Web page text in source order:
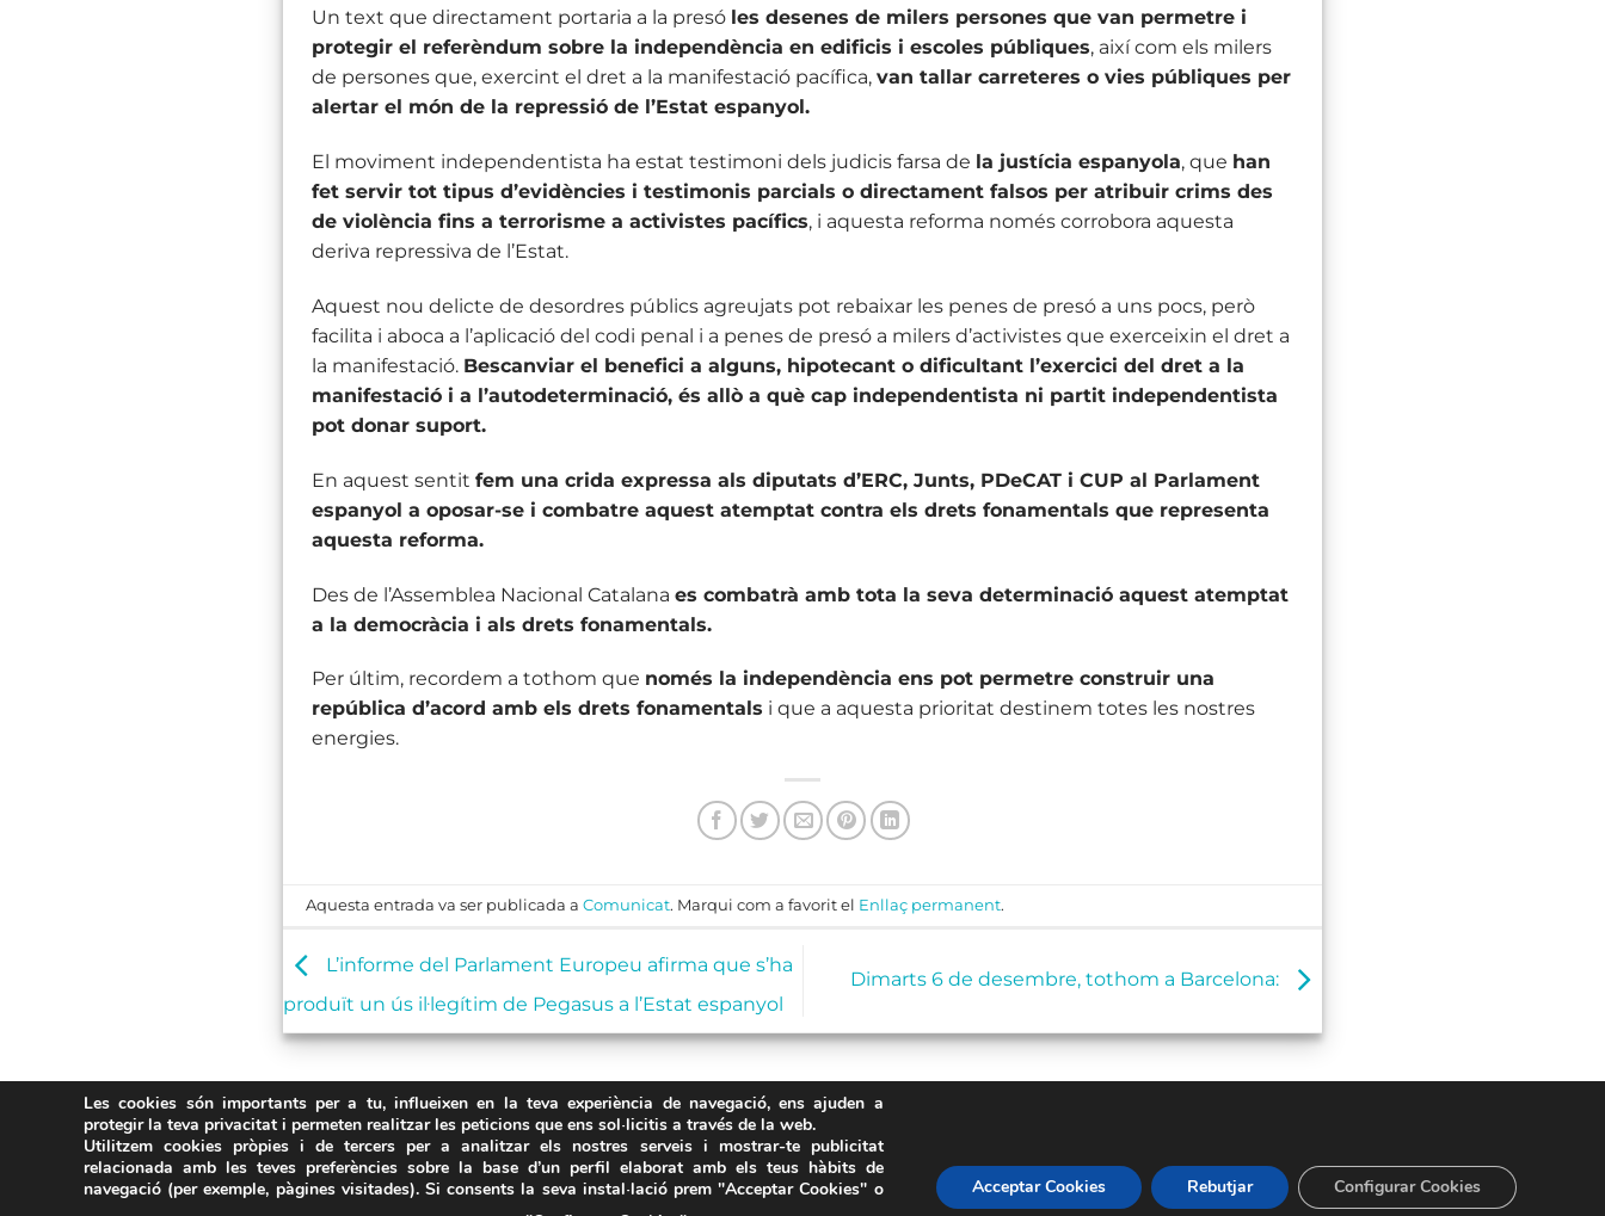
Un text que directament portaria a la presó les desenes de milers persones que van permetre i
protegir el referèndum sobre la independència en edificis i escoles públiques, així com els milers
de persones que, exercint el dret a la manifestació pacífica, van tallar carreteres o vies públiques per
alertar el món de la repressió de l’Estat espanyol.
El moviment independentista ha estat testimoni dels judicis farsa de la justícia espanyola, que han
fet servir tot tipus d’evidències i testimonis parcials o directament falsos per atribuir crims des
de violència fins a terrorisme a activistes pacífics, i aquesta reforma només corrobora aquesta
deriva repressiva de l’Estat.
Aquest nou delicte de desordres públics agreujats pot rebaixar les penes de presó a uns pocs, però
facilita i aboca a l’aplicació del codi penal i a penes de presó a milers d’activistes que exerceixin el dret a
la manifestació. Bescanviar el benefici a alguns, hipotecant o dificultant l’exercici del dret a la
manifestació i a l’autodeterminació, és allò a què cap independentista ni partit independentista
pot donar suport.
En aquest sentit fem una crida expressa als diputats d’ERC, Junts, PDeCAT i CUP al Parlament
espanyol a oposar-se i combatre aquest atemptat contra els drets fonamentals que representa
aquesta reforma.
Des de l’Assemblea Nacional Catalana es combatrà amb tota la seva determinació aquest atemptat
a la democràcia i als drets fonamentals.
Per últim, recordem a tothom que només la independència ens pot permetre construir una
república d’acord amb els drets fonamentals i que a aquesta prioritat destinem totes les nostres
energies.
Aquesta entrada va ser publicada aComunicat. Marqui com a favorit el Enllaç permanent.
L’informe del Parlament Europeu afirma que s’ha
produït un ús il·legítim de Pegasus a l’Estat espanyol
Dimarts 6 de desembre, tothom a Barcelona:
Avís Legal·Política de Privacitat·Política de Cookies
ASSEMBLEA NACIONAL CATALANA
Les cookies són importants per a tu, influeixen en la teva experiència de navegació, ens ajuden a
protegir la teva privacitat i permeten realitzar les peticions que ens sol·licitis a través de la web.
Utilitzem cookies pròpies i de tercers per a analitzar els nostres serveis i mostrar-te publicitat
relacionada amb les teves preferències sobre la base d’un perfil elaborat amb els teus hàbits de
navegació (per exemple, pàgines visitades). Si consents la seva instal·lació prem "Acceptar Cookies" o
Acceptar Cookies Rebutjar Configurar Cookies